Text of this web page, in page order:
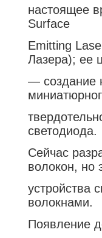
настоящее
Surface
Emitting
Лазера); ее
— создание
светодиода.
Сейчас
волокон, но
устройства
волокнами.
Появление